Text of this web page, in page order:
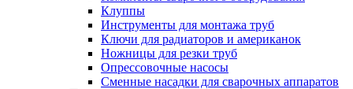
Клуппы
Инструменты для монтажа труб
Ключи для радиаторов и американок
Ножницы для резки труб
Опрессовочные насосы
Сменные насадки для сварочных аппаратов